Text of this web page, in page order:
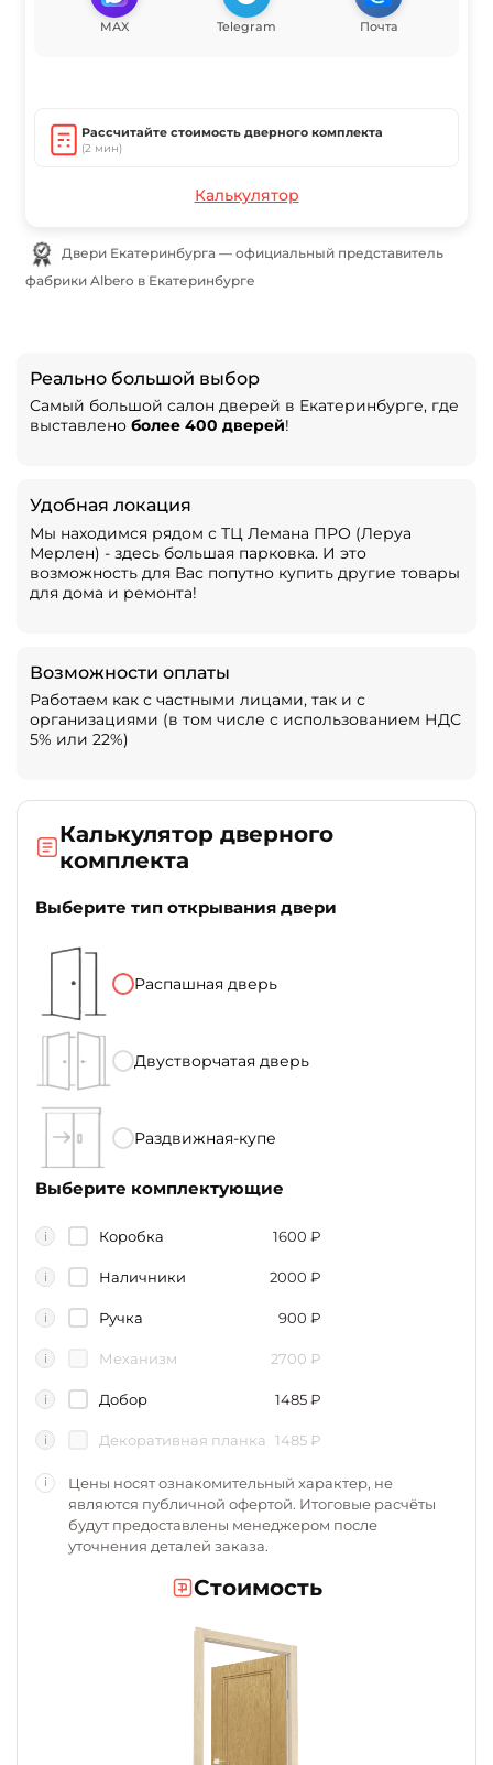
MAX Telegram Почта
Рассчитайте стоимость дверного комплекта
(2 мин)
Калькулятор
фабрики Albero в Екатеринбурге
Реально большой выбор
Самый большой салон дверей в Екатеринбурге, где
выставлено более 400 дверей!
Удобная локация
Мы находимся рядом с ТЦ Лемана ПРО (Леруа
Мерлен) - здесь большая парковка. И это
возможность для Вас попутно купить другие товары
для дома и ремонта!
Возможности оплаты
Работаем как с частными лицами, так и с
организациями (в том числе с использованием НДС
5% или 22%)
Калькулятор дверного
комплекта
Выберите тип открывания двери
Распашная дверь
Двустворчатая дверь
Раздвижная-купе
Выберите комплектующие
i Коробка 1600 ₽
i Наличники 2000 ₽
i Ручка 900 ₽
i Механизм 2700 ₽
i Добор 1485₽
i Декоративная планка 1485 ₽
i
Цены носят ознакомительный характер, не
являются публичной офертой. Итоговые расчёты
будут предоставлены менеджером после
уточнения деталей заказа.
Стоимость